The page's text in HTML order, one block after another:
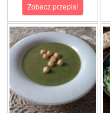
Zobacz przepis!